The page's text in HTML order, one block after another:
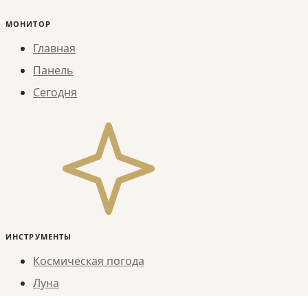
МОНИТОР
Главная
Панель
Сегодня
ИНСТРУМЕНТЫ
Космическая погода
Луна